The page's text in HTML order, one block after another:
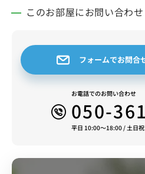
・中野駅→池袋駅（約16分/乗
セブンイレブン中野野方1丁
マルエツプチ大和町店（スー
中野大和町郵便局…547m
マクドナルド中野セントラル
私立明治大学中野キャンパス
このお部屋にお問い合わせ
フォームでお問合
お電話でのお問い合わせ
050-
平日 10:00～18:00 / 土日